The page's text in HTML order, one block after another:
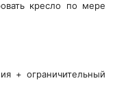
кресло по мере
+ ограничительный